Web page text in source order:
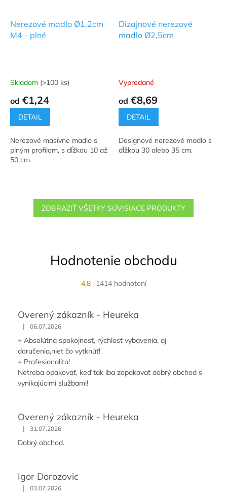
Nerezové madlo Ø1,2cm
M4 - plné
Skladom (>100 ks)
od €1,24
DETAIL
Nerezové masívne madlo s
plným profilom, s dĺžkou 10 až
50 cm.
Dizajnové nerezové
madlo Ø2,5cm
Vypredané
od €8,69
DETAIL
Designové nerezové madlo s
dĺžkou 30 alebo 35 cm.
ZOBRAZIŤ VŠETKY SÚVISIACE PRODUKTY
Hodnotenie obchodu
4,8 1414 hodnotení
Overený zákazník - Heureka
| 06.07.2026
+ Absolútna spokojnosť, rýchlosť vybavenia, aj
doručenia,niet čo vytknúť!
+ Profesionalita!
Netreba opakovať, keď tak iba zopakovať dobrý obchod s
vynikajúcimi službami!
Overený zákazník - Heureka
| 31.07.2026
Dobrý obchod.
Igor Dorozovic
| 03.07.2026